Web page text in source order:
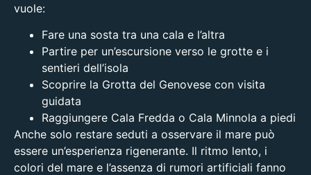
vuole:
Fare una sosta tra una cala e l’altra
Partire per un’escursione verso le grotte e i
sentieri dell’isola
Scoprire la Grotta del Genovese con visita
guidata
Raggiungere Cala Fredda o Cala Minnola a piedi
Anche solo restare seduti a osservare il mare può
essere un’esperienza rigenerante. Il ritmo lento, i
colori del mare e l’assenza di rumori artificiali fanno